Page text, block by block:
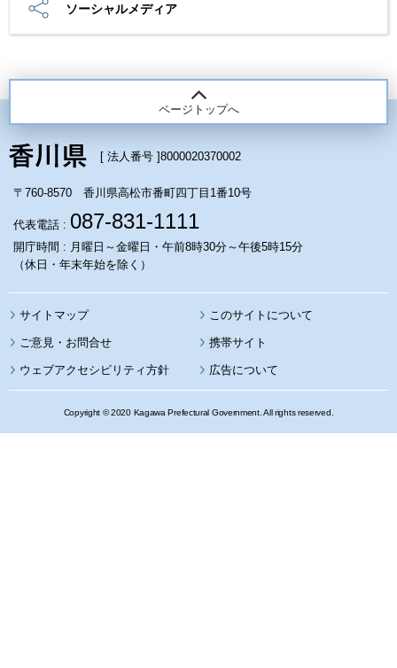
ソーシャルメディア
ページトップへ
[ 法人番号 ]8000020370002
〒760-8570 香川県高松市番町四丁目1番10号
代表電話 : 087-831-1111
開庁時間 : 月曜日～金曜日・午前8時30分～午後5時15分
（休日・年末年始を除く）
サイトマップ このサイトについて
携帯サイト
ウェブアクセシビリティ方針 広告について
Copyright © 2020 Kagawa Prefectural Government. All rights reserved.